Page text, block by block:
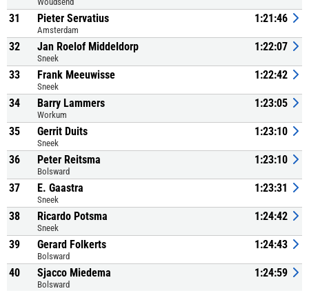
31 Pieter Servatius
Amsterdam
1:21:46
32 Jan Roelof Middeldorp
Sneek
1:22:07
33 Frank Meeuwisse
Sneek
1:22:42
34 Barry Lammers
Workum
1:23:05
35 Gerrit Duits
Sneek
1:23:10
36 Peter Reitsma
Bolsward
1:23:10
37 E. Gaastra
Sneek
1:23:31
38 Ricardo Potsma
Sneek
1:24:42
39 Gerard Folkerts
Bolsward
1:24:43
40 Sjacco Miedema
Bolsward
1:24:59